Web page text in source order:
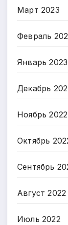
Март 2023
Февраль
Январь 2023
Декабрь
Ноябрь 2022
Октябрь
Сентябрь
Август 2022
Июль 2022